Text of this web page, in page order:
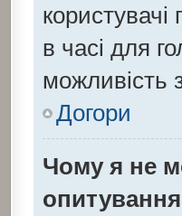
в часі для
можливість
Догори
Чому я не